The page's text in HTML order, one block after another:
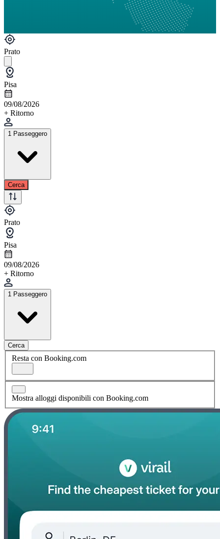
Prato
Pisa
09/08/2026
+ Ritorno
1 Passeggero
Cerca
Prato
Pisa
09/08/2026
+ Ritorno
1 Passeggero
Cerca
Resta con Booking.com
Mostra alloggi disponibili con Booking.com